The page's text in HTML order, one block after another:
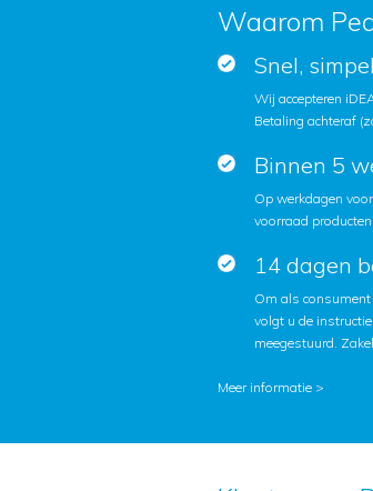
Waarom
Snel,
Wij accepteren
Betaling achteraf
Binnen 5
Op werkdagen
voorraad
14 dagen
Om als
volgt u de
meegestuurd.
Meer informatie >